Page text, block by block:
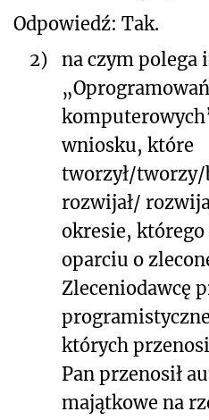
Odpowiedź: Tak.
2)
na czym polega
wniosku, które
tworzył/tworzy/
rozwijał/
okresie,
oparciu o
Zleceniodawcę
których
Pan przenosił
majątkowe na